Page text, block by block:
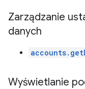
Zarządzanie
danych
Wyświetlanie